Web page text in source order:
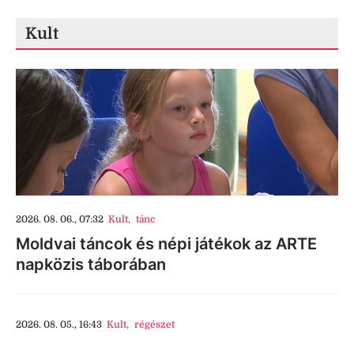
Kult
2026. 08. 06., 07:32 Kult, tánc
Moldvai táncok és népi játékok az ARTE
napközis táborában
2026. 08. 05., 16:43 Kult, régészet